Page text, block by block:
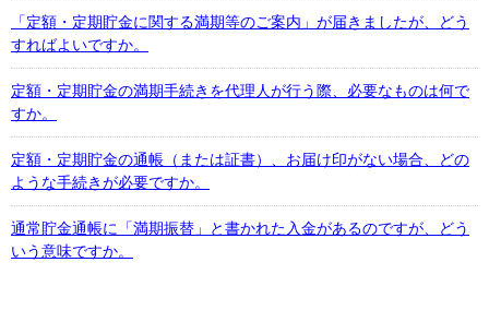
「定額・定期貯金に関する満期等のご案内」が届きましたが、どう
すればよいですか。
定額・定期貯金の満期手続きを代理人が行う際、必要なものは何で
すか。
定額・定期貯金の通帳（または証書）、お届け印がない場合、どの
ような手続きが必要ですか。
通常貯金通帳に「満期振替」と書かれた入金があるのですが、どう
いう意味ですか。